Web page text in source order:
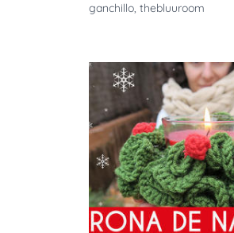
ganchillo, thebluuroom